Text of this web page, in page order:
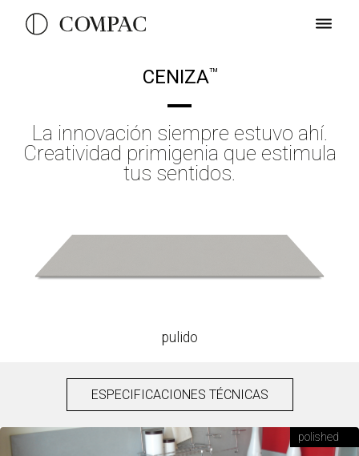
CENIZATM
La innovación siempre estuvo ahí.
Creatividad primigenia que estimula
tus sentidos.
pulido
ESPECIFICACIONES TÉCNICAS
polished